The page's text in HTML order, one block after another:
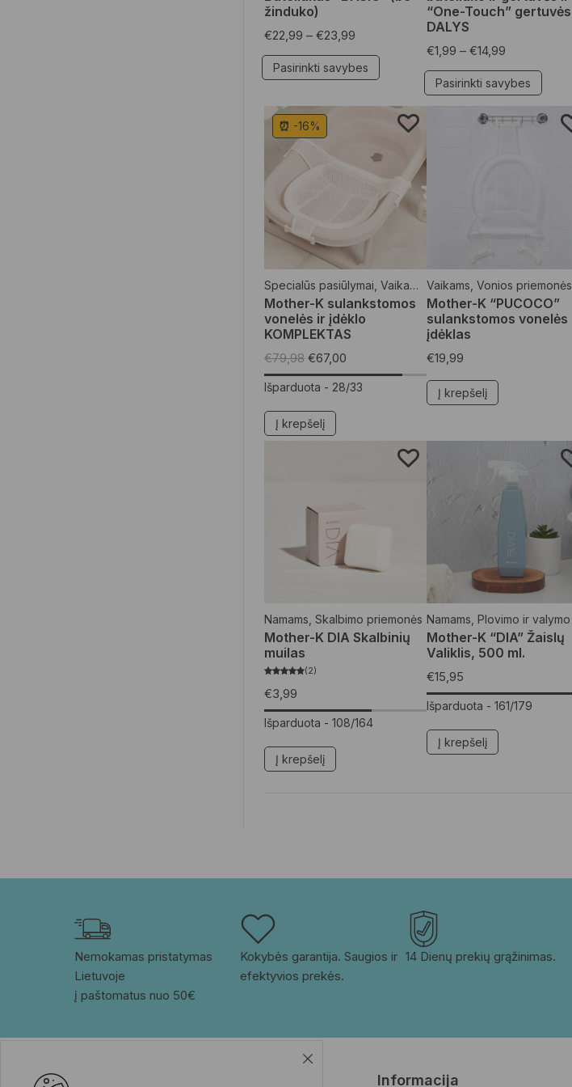
žinduko)
€22,99 – €23,99
Pasirinkti savybes
“One-Touch” gertuvės
DALYS
€1,99 –€14,99
Pasirinkti savybes
⏰ -16%
Specialūs pasiūlymai Vaikams ,Vonios priemonės
Mother-K sulankstomos
vonelės ir įdėklo
KOMPLEKTAS
€79,98 €67,00
Išparduota - 28/33
Į krepšelį
Vaikams ,Vonios priemonės
Mother-K “PUCOCO”
sulankstomos vonelės
įdėklas
€19,99
Į krepšelį
Namams Skalbimo priemonės
Mother-K DIA Skalbinių
muilas
2
€3,99
Išparduota - 108/164
Į krepšelį
Namams ,Plovimo ir valymo priemonės
Mother-K “DIA” Žaislų
Valiklis, 500 ml.
€15,95
Išparduota -161/179
Į krepšelį
Nemokamas pristatymas
Lietuvoje
į paštomatus nuo 50€
Kokybės garantija. Saugios ir
efektyvios prekės.
14 Dienų prekių grąžinimas.
Informacija